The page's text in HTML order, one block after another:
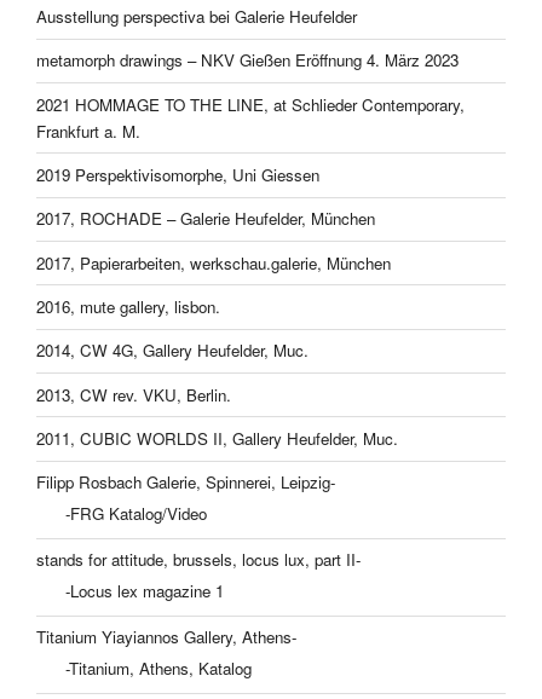
Ausstellung perspectiva bei Galerie Heufelder
metamorph drawings – NKV Gießen Eröffnung 4. März 2023
2021 HOMMAGE TO THE LINE, at Schlieder Contemporary,
Frankfurt a. M.
2019 Perspektivisomorphe, Uni Giessen
2017, ROCHADE – Galerie Heufelder, München
2017, Papierarbeiten, werkschau.galerie, München
2016, mute gallery, lisbon.
2014, CW 4G, Gallery Heufelder, Muc.
2013, CW rev. VKU, Berlin.
2011, CUBIC WORLDS II, Gallery Heufelder, Muc.
Filipp Rosbach Galerie, Spinnerei, Leipzig-
-FRG Katalog/Video
stands for attitude, brussels, locus lux, part II-
-Locus lex magazine 1
Titanium Yiayiannos Gallery, Athens-
-Titanium, Athens, Katalog